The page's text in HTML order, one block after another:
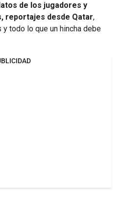
de los jugadores y
reportajes desde Qatar,
todo lo que un hincha debe